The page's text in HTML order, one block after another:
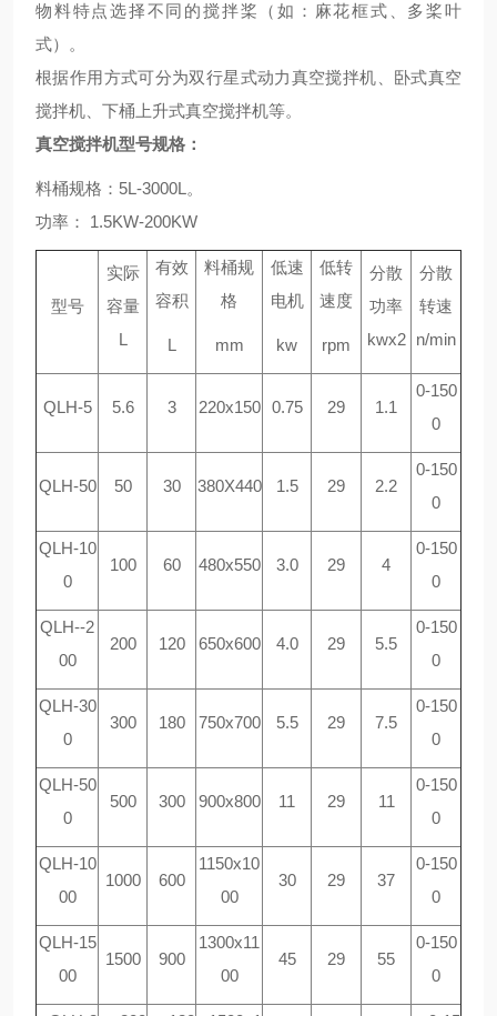
物料特点选择不同的搅拌桨（如：麻花框式、多桨叶
式）。
根据作用方式可分为双行星式动力真空搅拌机、卧式真空
搅拌机、下桶上升式真空搅拌机等。
真空搅拌机型号规格：
料桶规格：5L-3000L。
功率： 1.5KW-200KW
型号
实际
容量
L
有效
容积
L
料桶规
格
mm
低速
电机
kw
低转
速度
rpm
分散
功率
kwx2
分散
转速
n/min
QLH-5 5.6 3 220x150 0.75 29 1.1
0-150
0
QLH-50 50 30 380X440 1.5 29 2.2
0-150
0
QLH-10
0
100 60 480x550 3.0 29 4
0-150
0
QLH--2
00
200 120 650x600 4.0 29 5.5
0-150
0
QLH-30
0
300 180 750x700 5.5 29 7.5
0-150
0
QLH-50
0
500 300 900x800 11 29 11
0-150
0
QLH-10
00
1000 600
1150x10
00
30 29 37
0-150
0
QLH-15
00
1500 900
1300x11
00
45 29 55
0-150
0